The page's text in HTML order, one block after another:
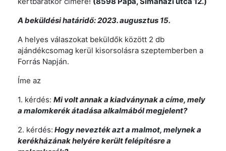
A beküldési határidő: 2023. augusztus 15.
A helyes válaszokat beküldők között 2 db
ajándékcsomag kerül kisorsolásra szeptemberben a
Forrás Napján.
Íme az
1. kérdés: Mi volt annak a kiadványnak a címe, mely
a malomkerék átadása alkalmából megjelent?
2. kérdés: Hogy nevezték azt a malmot, melynek a
kerékházának helyére került felépítésre a